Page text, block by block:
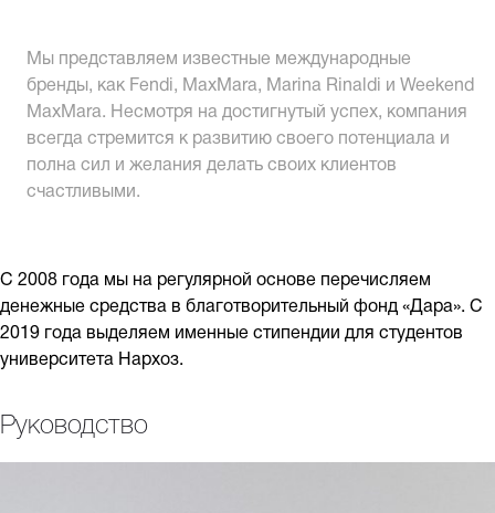
Мы представляем известные международные
бренды, как Fendi, MaxMara, Marina Rinaldi и Weekend
MaxMara. Несмотря на достигнутый успех, компания
всегда стремится к развитию своего потенциала и
полна сил и желания делать своих клиентов
счастливыми.
С 2008 года мы на регулярной основе перечисляем
денежные средства в благотворительный фонд «Дара». С
2019 года выделяем именные стипендии для студентов
университета Нархоз.
Руководство